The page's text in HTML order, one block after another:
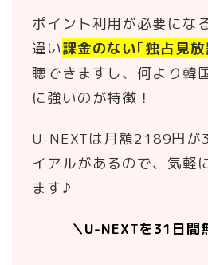
ポイント利用が必要にな
違い課金のない｢独占見
聴できますし、何より韓
に強いのが特徴！
U-NEXTは月額2189円が
イアルがあるので、気軽
ます♪
＼U-NEXTを31日間